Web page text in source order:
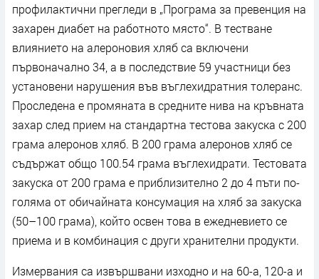
профилактични прегледи в „Програма за превенция на
захарен диабет на работното място“. В тестване
влиянието на алероновия хляб са включени
първоначално 34, а в последствие 59 участници без
установени нарушения във въглехидратния толеранс.
Проследена е промяната в средните нива на кръвната
захар след прием на стандартна тестова закуска с 200
грама алеронов хляб. В 200 грама алеронов хляб се
съдържат общо 100.54 грама въглехидрати. Тестовата
закуска от 200 грама е приблизително 2 до 4 пъти по-
голяма от обичайната консумация на хляб за закуска
(50–100 грама), който освен това в ежедневието се
приема и в комбинация с други хранителни продукти.
Измервания са извършвани изходно и на 60-а, 120-а и